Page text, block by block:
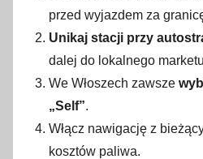
przed wyjazdem za
Unikaj stacji przy
dalej do lokalnego
We Włoszech zawsze
„Self”.
Włącz nawigację z
kosztów paliwa.